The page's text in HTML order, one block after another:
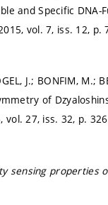
and Specific
vol. 7, iss. 12, p.
J.; BONFIM, M.;
of
vol. 27, iss. 32, p.
sensing properties